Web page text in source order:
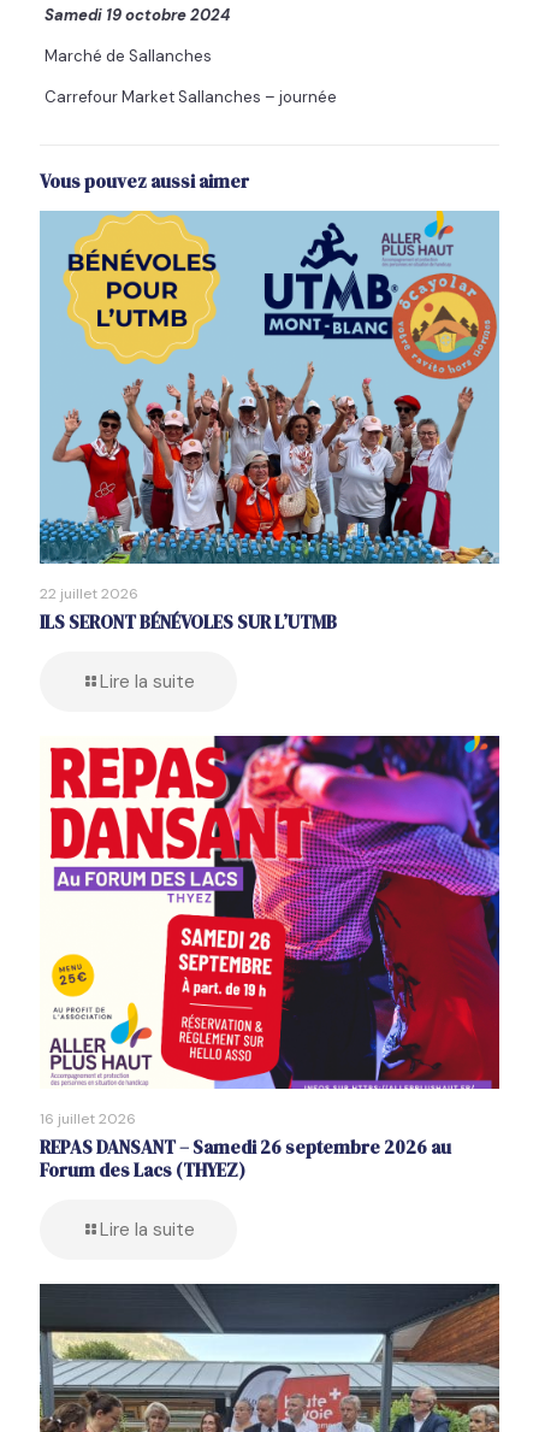
Samedi 19 octobre 2024
Marché de Sallanches
Carrefour Market Sallanches – journée
Vous pouvez aussi aimer
22 juillet 2026
ILS SERONT BÉNÉVOLES SUR L’UTMB
Lire la suite
16 juillet 2026
REPAS DANSANT – Samedi 26 septembre 2026 au
Forum des Lacs (THYEZ)
Lire la suite